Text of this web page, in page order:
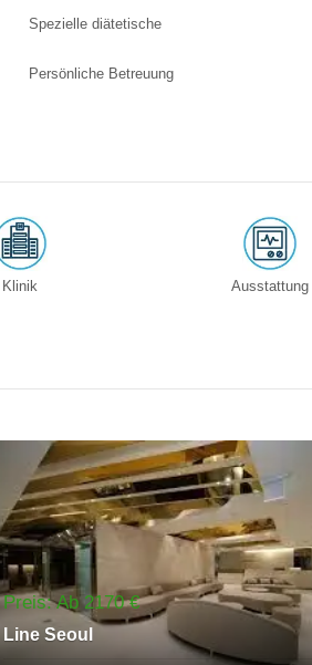
Spezielle diätetische
Persönliche Betreuung
Klinik Ausstattung
Preis: Ab 2170 €
Line Seoul